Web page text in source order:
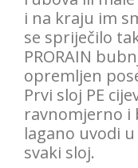
i na kraju im
se spriječilo
PRORAIN
opremljen
Prvi sloj PE
ravnomjerno i
lagano uvodi
svaki sloj.